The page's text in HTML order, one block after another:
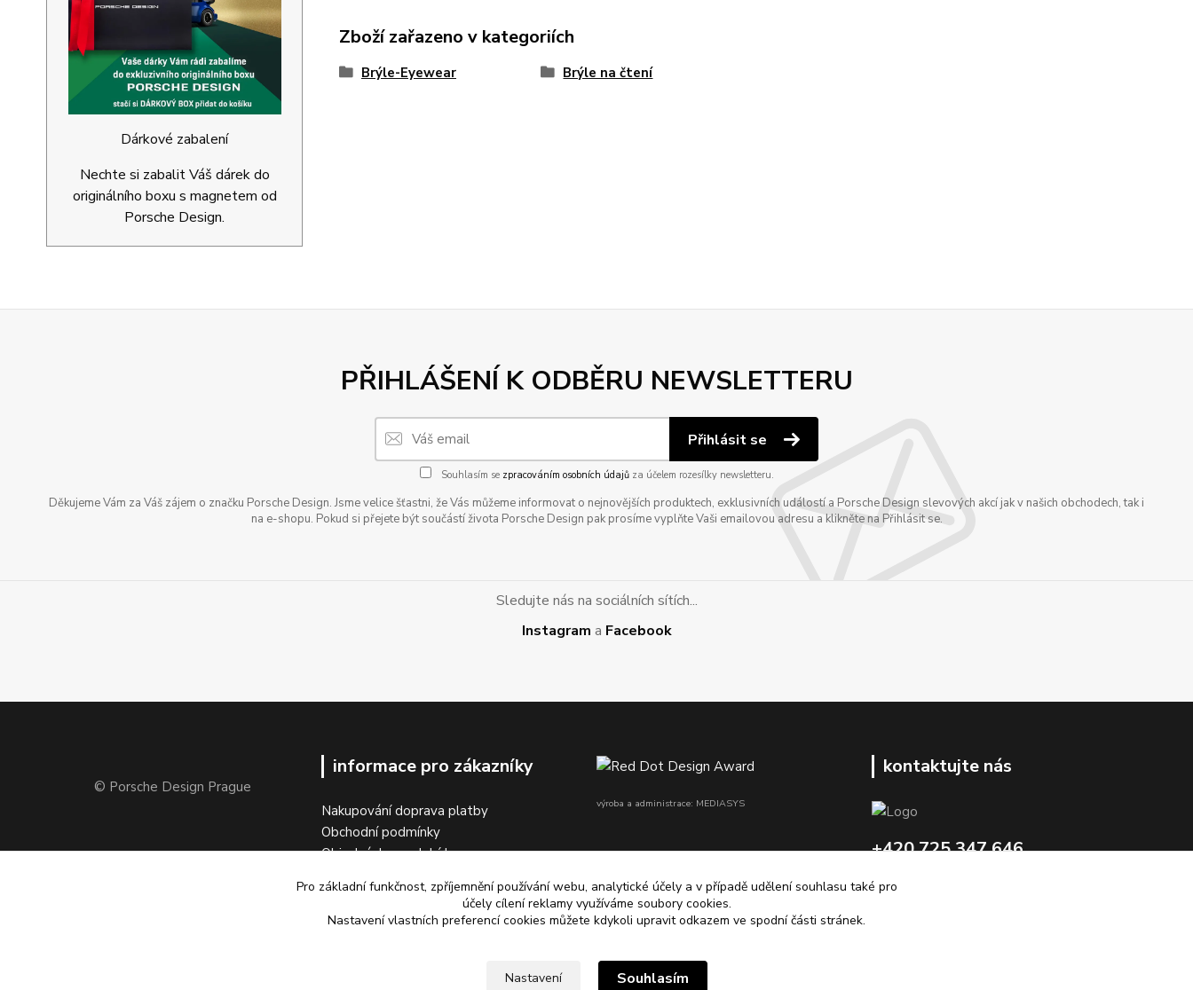
Dárkové zabalení
Nechte si zabalit Váš dárek do
originálního boxu s magnetem od
Porsche Design.
Zboží zařazeno v kategoriích
Brýle-Eyewear Brýle na čtení
PŘIHLÁŠENÍ K ODBĚRU NEWSLETTERU
Přihlásit se
Souhlasím se zpracováním osobních údajůza účelem rozesílky newsletteru.
Děkujeme Vám za Váš zájem o značku Porsche Design. Jsme velice šťastni, že Vás můžeme informovat o nejnovějších produktech, exklusivních událostí a Porsche Design slevových akcí jak v našich obchodech, tak i
na e-shopu. Pokud si přejete být součástí života Porsche Design pak prosíme vyplňte Vaši emailovou adresu a klikněte na Přihlásit se.
Sledujte nás na sociálních sítích...
Instagram a Facebook
© Porsche Design Prague
informace pro zákazníky
Nakupování doprava platby
Obchodní podmínky
Objednávka na dobírku
Kontakty
Galerie
výroba a administrace: MEDIASYS
kontaktujte nás
+420 725 347 646
Pro základní funkčnost, zpříjemnění používání webu, analytické účely a v případě udělení souhlasu také pro
účely cílení reklamy využíváme soubory cookies.
Nastavení vlastních preferencí cookies můžete kdykoli upravit odkazem ve spodní části stránek.
Nastavení Souhlasím